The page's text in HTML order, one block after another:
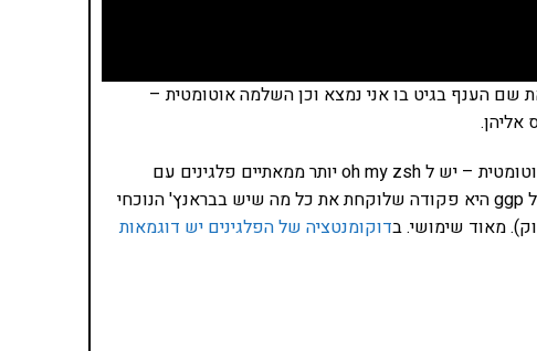
הענף בגיט בו אני נמצא וכן השלמה אוטומטית –
אליהן.
יש גם שפע של פקודות מעבר לגרפיקה ולהשלמה האוטומטית – יש ל oh my zsh יותר ממאתיים פלגינים עם
פקודות שונות שאם זוכרים אותן זה מאוד מסייע. למשל ggp היא פקודה שלוקחת את כל מה שיש בבראנץ' הנוכחי
מאוד שימושי. בדוקומנטציה של הפלגינים יש דוגמאות